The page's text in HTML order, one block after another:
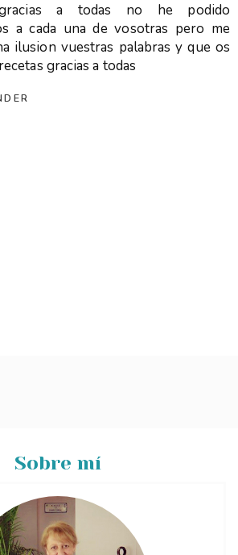
a todas no he podido
a cada una de vosotras pero me
ilusion vuestras palabras y que os
gracias a todas
Sobre mí